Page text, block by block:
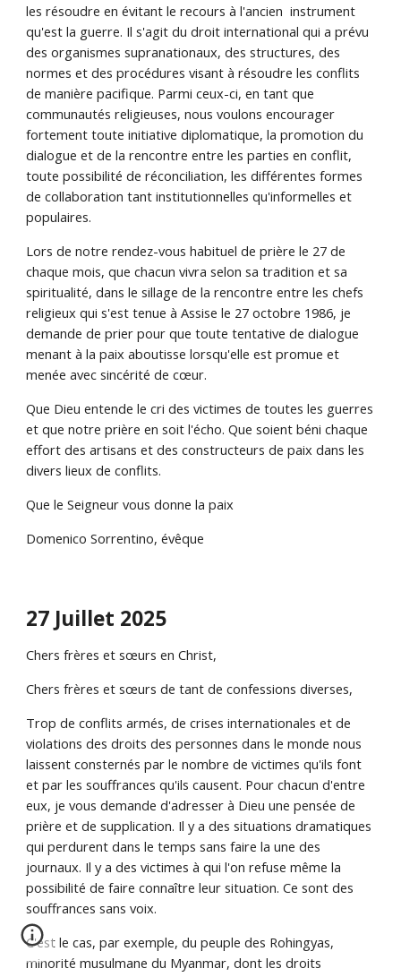
les résoudre en évitant le recours à l'ancien instrument
qu'est la guerre. Il s'agit du droit international qui a prévu
des organismes supranationaux, des structures, des
normes et des procédures visant à résoudre les conflits
de manière pacifique. Parmi ceux-ci, en tant que
communautés religieuses, nous voulons encourager
fortement toute initiative diplomatique, la promotion du
dialogue et de la rencontre entre les parties en conflit,
toute possibilité de réconciliation, les différentes formes
de collaboration tant institutionnelles qu'informelles et
populaires.
Lors de notre rendez-vous habituel de prière le 27 de
chaque mois, que chacun vivra selon sa tradition et sa
spiritualité, dans le sillage de la rencontre entre les chefs
religieux qui s'est tenue à Assise le 27 octobre 1986, je
demande de prier pour que toute tentative de dialogue
menant à la paix aboutisse lorsqu'elle est promue et
menée avec sincérité de cœur.
Que Dieu entende le cri des victimes de toutes les guerres
et que notre prière en soit l'écho. Que soient béni chaque
effort des artisans et des constructeurs de paix dans les
divers lieux de conflits.
Que le Seigneur vous donne la paix
Domenico Sorrentino, évêque
27 Juillet 2025
Chers frères et sœurs en Christ,
Chers frères et sœurs de tant de confessions diverses,
Trop de conflits armés, de crises internationales et de
violations des droits des personnes dans le monde nous
laissent consternés par le nombre de victimes qu'ils font
et par les souffrances qu'ils causent. Pour chacun d'entre
eux, je vous demande d'adresser à Dieu une pensée de
prière et de supplication. Il y a des situations dramatiques
qui perdurent dans le temps sans faire la une des
journaux. Il y a des victimes à qui l'on refuse même la
possibilité de faire connaître leur situation. Ce sont des
souffrances sans voix.
C'est le cas, par exemple, du peuple des Rohingyas,
minorité musulmane du Myanmar, dont les droits